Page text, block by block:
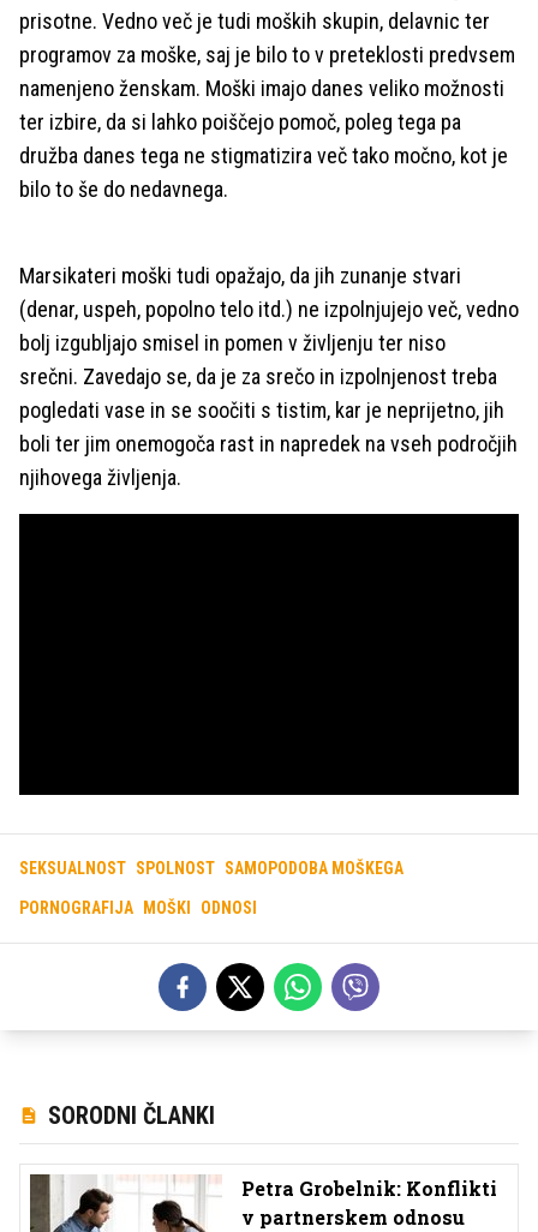
prisotne. Vedno več je tudi moških skupin, delavnic ter
programov za moške, saj je bilo to v preteklosti predvsem
namenjeno ženskam. Moški imajo danes veliko možnosti
ter izbire, da si lahko poiščejo pomoč, poleg tega pa
družba danes tega ne stigmatizira več tako močno, kot je
bilo to še do nedavnega.
Marsikateri moški tudi opažajo, da jih zunanje stvari
(denar, uspeh, popolno telo itd.) ne izpolnjujejo več, vedno
bolj izgubljajo smisel in pomen v življenju ter niso
srečni. Zavedajo se, da je za srečo in izpolnjenost treba
pogledati vase in se soočiti s tistim, kar je neprijetno, jih
boli ter jim onemogoča rast in napredek na vseh področjih
njihovega življenja.
SEKSUALNOST SPOLNOST SAMOPODOBA MOŠKEGA
PORNOGRAFIJA MOŠKI ODNOSI
SORODNI ČLANKI
Petra Grobelnik: Konflikti
v partnerskem odnosu